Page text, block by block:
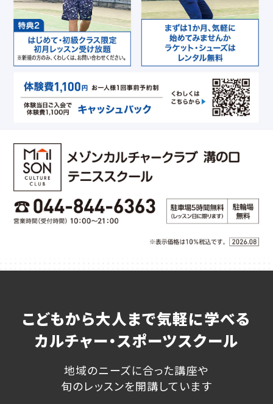
こどもから大人まで気軽に学べる
カルチャー・スポーツスクール
地域のニーズに合った講座や
旬のレッスンを開講しています